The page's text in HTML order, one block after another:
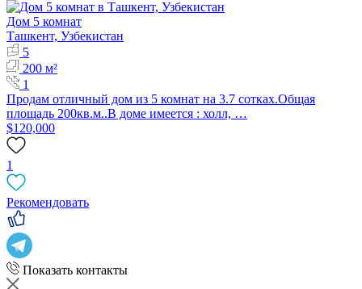
Дом 5 комнат
Ташкент, Узбекистан
5
200 м²
1
Продам отличный дом из 5 комнат на 3.7 сотках.Общая
площадь 200кв.м..В доме имеется : холл, …
$120,000
1
Рекомендовать
Показать контакты